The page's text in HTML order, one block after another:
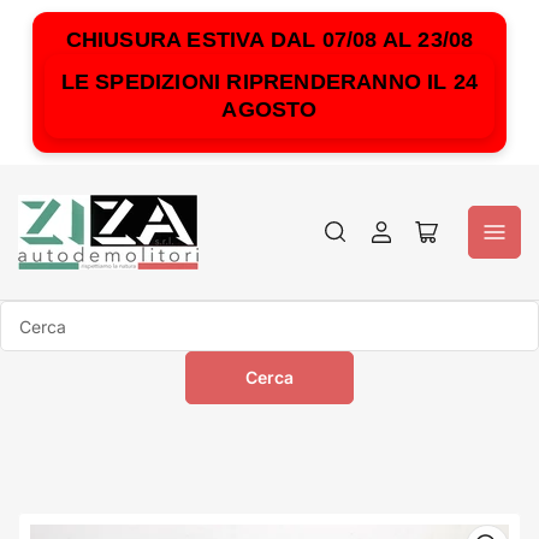
CHIUSURA ESTIVA DAL 07/08 AL 23/08
LE SPEDIZIONI RIPRENDERANNO IL 24
AGOSTO
AccediApri
Cerca